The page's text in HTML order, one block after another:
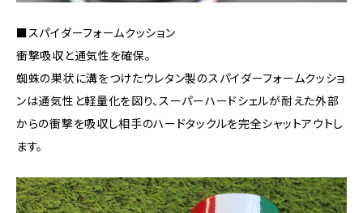
■スパイダーフォームクッション
衝撃吸収と通気性を確保。
蜘蛛の巣状に溝をつけたウレタン製のスパイダーフォームクッショ
ンは通気性と軽量化を図り、スーパーハードシェルが耐えた外部
からの衝撃を吸収し相手のハードタックルを完全シャットアウトし
ます。